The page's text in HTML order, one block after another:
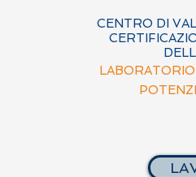
CENTRO DI